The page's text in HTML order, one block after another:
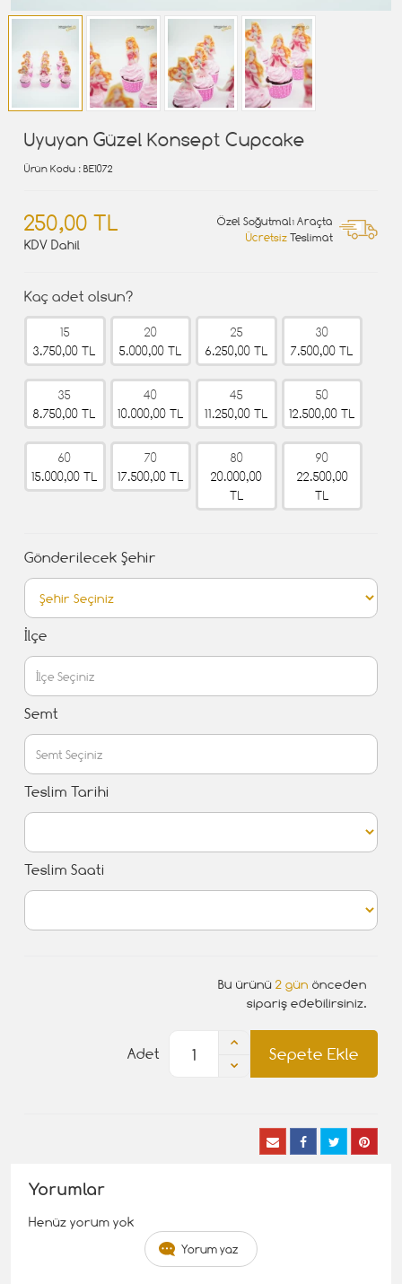
Uyuyan Güzel Konsept Cupcake
Ürün Kodu : BE1072
250,00 TL
KDV Dahil
Özel Soğutmalı Araçta
Ücretsiz Teslimat
Kaç adet olsun?
15
3.750,00 TL
20
5.000,00 TL
25
6.250,00 TL
30
7.500,00 TL
35
8.750,00 TL
40
10.000,00 TL
45
11.250,00 TL
50
12.500,00 TL
60
15.000,00 TL
70
17.500,00 TL
80
20.000,00
TL
90
22.500,00
TL
Gönderilecek Şehir
İlçe
Semt
Teslim Tarihi
Teslim Saati
Bu ürünü 2 gün önceden
sipariş edebilirsiniz.
Sepete Ekle
Adet
Yorumlar
Henüz yorum yok
Yorum yaz